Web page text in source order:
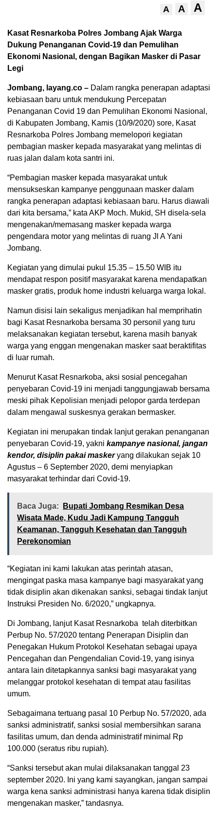
A A A
Kasat Resnarkoba Polres Jombang Ajak Warga
Dukung Penanganan Covid-19 dan Pemulihan
Ekonomi Nasional, dengan Bagikan Masker di Pasar
Legi
Jombang, layang.co – Dalam rangka penerapan adaptasi
kebiasaan baru untuk mendukung Percepatan
Penanganan Covid 19 dan Pemulihan Ekonomi Nasional,
di Kabupaten Jombang, Kamis (10/9/2020) sore, Kasat
Resnarkoba Polres Jombang memelopori kegiatan
pembagian masker kepada masyarakat yang melintas di
ruas jalan dalam kota santri ini.
“Pembagian masker kepada masyarakat untuk
mensukseskan kampanye penggunaan masker dalam
rangka penerapan adaptasi kebiasaan baru. Harus diawali
dari kita bersama,” kata AKP Moch. Mukid, SH disela-sela
mengenakan/memasang masker kepada warga
pengendara motor yang melintas di ruang Jl A Yani
Jombang.
Kegiatan yang dimulai pukul 15.35 – 15.50 WIB itu
mendapat respon positif masyarakat karena mendapatkan
masker gratis, produk home industri keluarga warga lokal.
Namun disisi lain sekaligus menjadikan hal memprihatin
bagi Kasat Resnarkoba bersama 30 personil yang turu
melaksanakan kegiatan tersebut, karena masih banyak
warga yang enggan mengenakan masker saat beraktifitas
di luar rumah.
Menurut Kasat Resnarkoba, aksi sosial pencegahan
penyebaran Covid-19 ini menjadi tanggungjawab bersama
meski pihak Kepolisian menjadi pelopor garda terdepan
dalam mengawal suskesnya gerakan bermasker.
Kegiatan ini merupakan tindak lanjut gerakan penanganan
penyebaran Covid-19, yakni kampanye nasional, jangan
kendor, disiplin pakai maskeryang dilakukan sejak 10
Agustus – 6 September 2020, demi menyiapkan
masyarakat terhindar dari Covid-19.
Baca Juga:
Bupati Jombang Resmikan Desa
Wisata Made, Kudu Jadi Kampung Tangguh
Keamanan, Tangguh Kesehatan dan Tangguh
Perekonomian
“Kegiatan ini kami lakukan atas perintah atasan,
mengingat paska masa kampanye bagi masyarakat yang
tidak disiplin akan dikenakan sanksi, sebagai tindak lanjut
Instruksi Presiden No. 6/2020,” ungkapnya.
Di Jombang, lanjut Kasat Resnarkoba telah diterbitkan
Perbup No. 57/2020 tentang Penerapan Disiplin dan
Penegakan Hukum Protokol Kesehatan sebagai upaya
Pencegahan dan Pengendalian Covid-19, yang isinya
antara lain ditetapkannya sanksi bagi masyarakat yang
melanggar protokol kesehatan di tempat atau fasilitas
umum.
Sebagaimana tertuang pasal 10 Perbup No. 57/2020, ada
sanksi administratif, sanksi sosial membersihkan sarana
fasilitas umum, dan denda administratif minimal Rp
100.000 (seratus ribu rupiah).
“Sanksi tersebut akan mulai dilaksanakan tanggal 23
september 2020. Ini yang kami sayangkan, jangan sampai
warga kena sanksi administrasi hanya karena tidak disiplin
mengenakan masker,” tandasnya.